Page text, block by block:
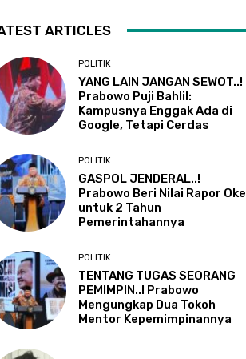
ARTICLES
POLITIK
YANG LAIN JANGAN SEWOT..!
Prabowo Puji Bahlil:
Kampusnya Enggak Ada di
Google, Tetapi Cerdas
POLITIK
GASPOL JENDERAL..!
Prabowo Beri Nilai Rapor Oke
untuk 2 Tahun
Pemerintahannya
POLITIK
TENTANG TUGAS SEORANG
PEMIMPIN..! Prabowo
Mengungkap Dua Tokoh
Mentor Kepemimpinannya